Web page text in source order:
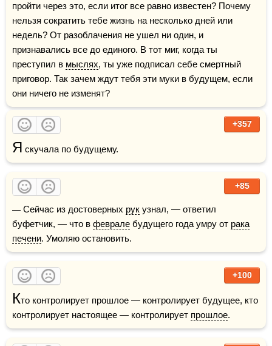
пройти через это, если итог все равно известен? Почему
нельзя сократить тебе жизнь на несколько дней или
недель? От разоблачения не ушел ни один, и
признавались все до единого. В тот миг, когда ты
преступил в мыслях, ты уже подписал себе смертный
приговор. Так зачем ждут тебя эти муки в будущем, если
они ничего не изменят?
+357
Я скучала по будущему.
+85
— Сейчас из достоверных рук узнал, — ответил
буфетчик, — что в феврале будущего года умру от рака
печени. Умоляю остановить.
+100
Кто контролирует прошлое — контролирует будущее, кто
контролирует настоящее — контролирует прошлое.